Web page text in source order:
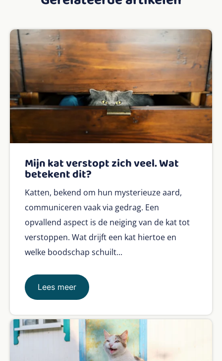
Mijn kat verstopt zich veel. Wat
betekent dit?
Katten, bekend om hun mysterieuze aard,
communiceren vaak via gedrag. Een
opvallend aspect is de neiging van de kat tot
verstoppen. Wat drijft een kat hiertoe en
welke boodschap schuilt...
Lees meer